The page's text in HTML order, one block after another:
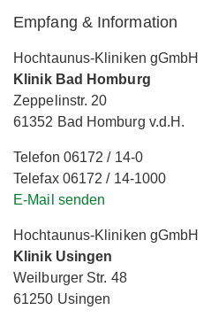
Empfang & Information
Hochtaunus-Kliniken gGmbH
Klinik Bad Homburg
Zeppelinstr. 20
61352 Bad Homburg v.d.H.
Telefon 06172 / 14-0
Telefax 06172 / 14-1000
E-Mail senden
Hochtaunus-Kliniken gGmbH
Klinik Usingen
Weilburger Str. 48
61250 Usingen